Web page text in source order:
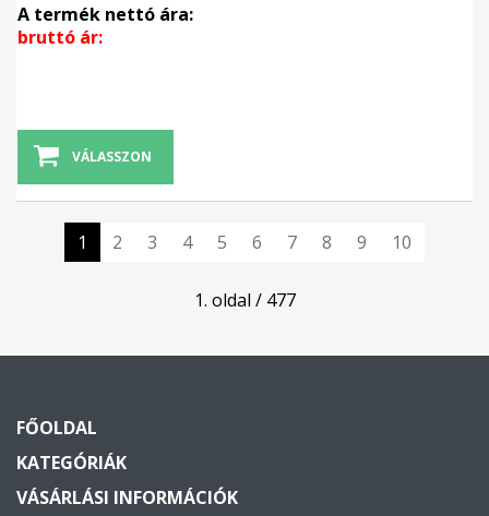
A termék nettó ára:
bruttó ár:
VÁLASSZON
1 2 3 4 5 6 7 8 9 10
1. oldal / 477
FŐOLDAL
KATEGÓRIÁK
VÁSÁRLÁSI INFORMÁCIÓK